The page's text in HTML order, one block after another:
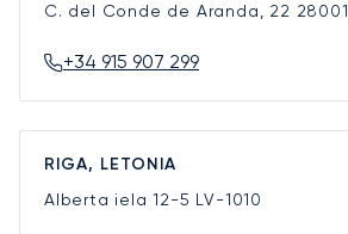
C. del Conde de Aranda, 22 28001
+34 915 907 299
RIGA, LETONIA
Alberta iela 12-5 LV-1010